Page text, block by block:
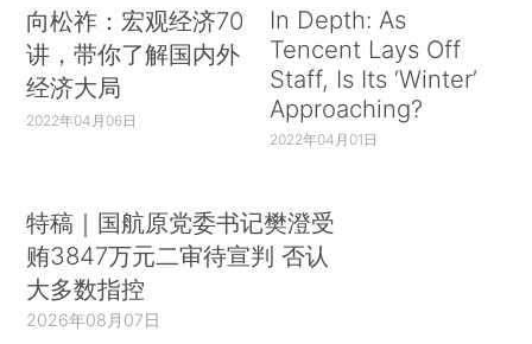
向松祚：宏观经济70
讲，带你了解国内外
经济大局
2022年04月06日
In Depth: As
Tencent Lays Off
Staff, Is Its ‘Winter’
Approaching?
2022年04月01日
特稿｜国航原党委书记樊澄受
贿3847万元二审待宣判 否认
大多数指控
2026年08月07日